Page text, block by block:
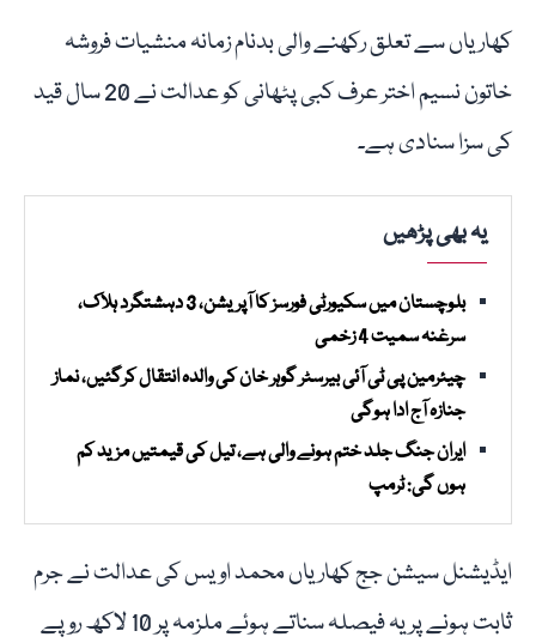
کھاریاں سے تعلق رکھنے والی بدنام زمانہ منشیات فروشہ
خاتون نسیم اختر عرف کبی پٹھانی کو عدالت نے 20 سال قید
کی سزا سنادی ہے۔
یہ بھی پڑھیں
بلوچستان میں سکیورٹی فورسز کا آپریشن، 3 دہشتگرد ہلاک،
سرغنہ سمیت 4 زخمی
چیئرمین پی ٹی آئی بیرسٹر گوہر خان کی والدہ انتقال کرگئیں، نماز
جنازہ آج ادا ہوگی
ایران جنگ جلد ختم ہونے والی ہے، تیل کی قیمتیں مزید کم
ہوں گی: ٹرمپ
ایڈیشنل سیشن جج کھاریاں محمد اویس کی عدالت نے جرم
ثابت ہونے پر یہ فیصلہ سناتے ہوئے ملزمہ پر 10 لاکھ روپے